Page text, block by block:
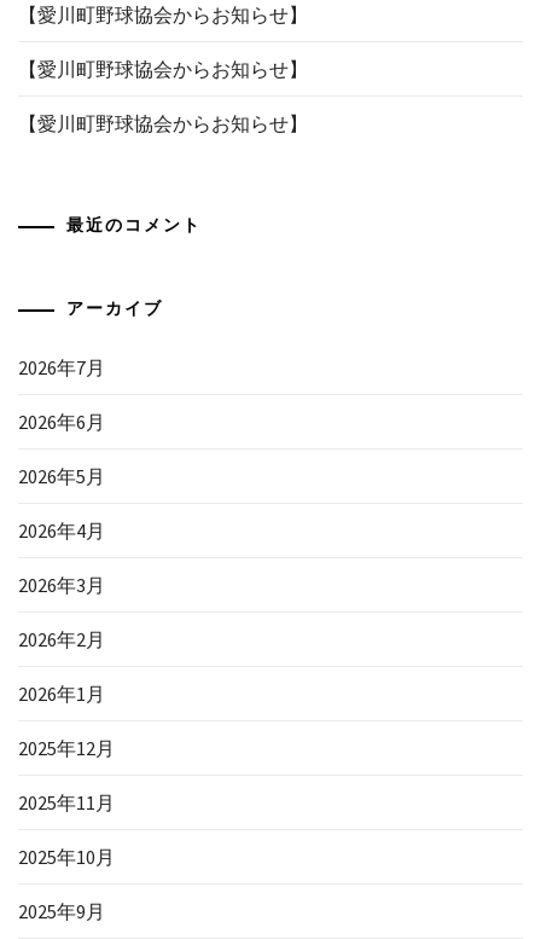
【愛川町野球協会からお知らせ】
【愛川町野球協会からお知らせ】
【愛川町野球協会からお知らせ】
最近のコメント
アーカイブ
2026年7月
2026年6月
2026年5月
2026年4月
2026年3月
2026年2月
2026年1月
2025年12月
2025年11月
2025年10月
2025年9月